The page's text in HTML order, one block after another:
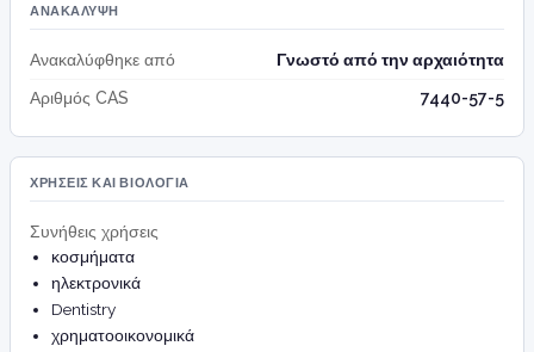
ΑΝΑΚΆΛΥΨΗ
Ανακαλύφθηκε από
Γνωστό από την αρχαιότητα
Αριθμός CAS
7440-57-5
ΧΡΉΣΕΙΣ ΚΑΙ ΒΙΟΛΟΓΊΑ
Συνήθεις χρήσεις
κοσμήματα
ηλεκτρονικά
Dentistry
χρηματοοικονομικά